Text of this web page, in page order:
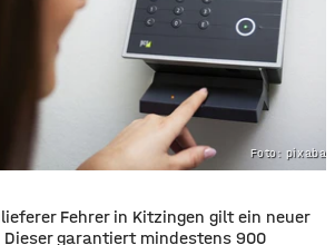
Foto:
Fehrer in Kitzingen gilt ein neuer
garantiert mindestens 900